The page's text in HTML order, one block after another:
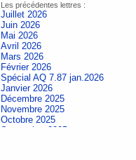
Les précédentes lettres :
Juillet 2026
Juin 2026
Mai 2026
Avril 2026
Mars 2026
Février 2026
Spécial AQ 7.87 jan.2026
Janvier 2026
Décembre 2025
Novembre 2025
Octobre 2025
Septembre 2025